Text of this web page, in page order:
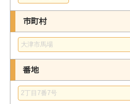
市町村
番地